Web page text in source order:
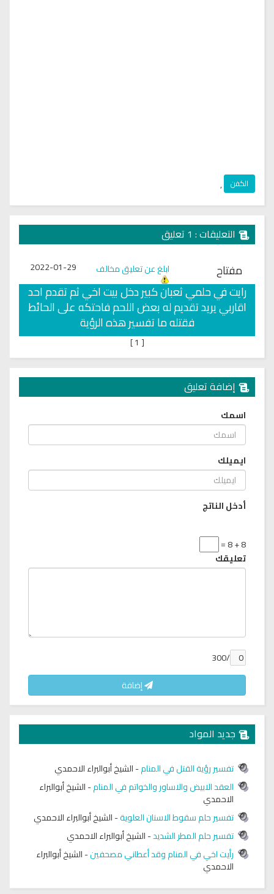
الكفن ,
التعليقات : 1 تعليق
مفتاح ابلغ عن تعليق مخالف 2022-01-29
رايت في حلمي ثعبان كبير دخل بيت اخي ثم تقدم احد
اقاربي يريد تقديم له بعض اللحم فاحتكه على الحائط
فقتله ما تفسير هذه الرؤية
[
]
إضافة تعليق
اسمك
ايميلك
أدخل الناتج
8 + 8 =
تعليقك
/300
إضافة
جديد المواد
تفسير رؤية القتل في المنام-الشيخ أبوالبراء الاحمدي
العقد الابيض والاساور والخواتم في المنام-الشيخ أبوالبراء
الاحمدي
تفسير حلم سقوط الاسنان العلوية-الشيخ أبوالبراء الاحمدي
تفسير حلم المطر الشديد-الشيخ أبوالبراء الاحمدي
رأيت اخي في المنام وقد أعطاني مصحفين-الشيخ أبوالبراء
الاحمدي